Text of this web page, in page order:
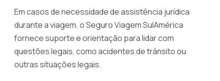
Em casos de necessidade de assistência jurídica
durante a viagem, o Seguro Viagem SulAmérica
fornece suporte e orientação para lidar com
questões legais, como acidentes de trânsito ou
outras situações legais.